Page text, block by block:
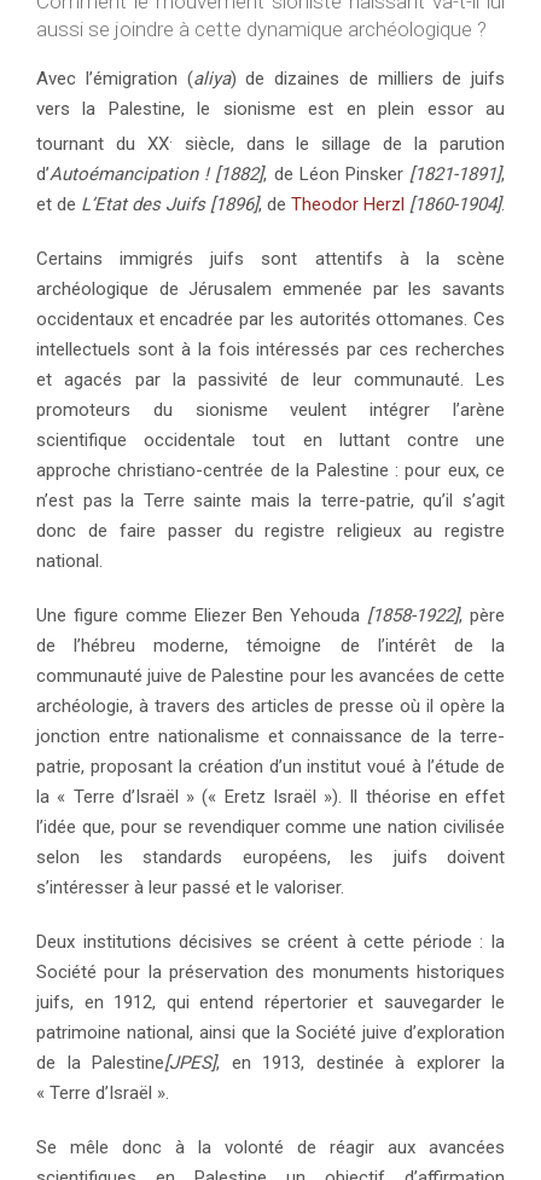
aussi se joindre à cette dynamique archéologique ?
Avec l’émigration (aliya) de dizaines de milliers de juifs
vers la Palestine, le sionisme est en plein essor au
tournant du XX.
siècle, dans le sillage de la parution
d’Autoémancipation ! [1882], de Léon Pinsker [1821-1891],
et de L’Etat des Juifs [1896], de Theodor Herzl [1860-1904].
Certains immigrés juifs sont attentifs à la scène
archéologique de Jérusalem emmenée par les savants
occidentaux et encadrée par les autorités ottomanes. Ces
intellectuels sont à la fois intéressés par ces recherches
et agacés par la passivité de leur communauté. Les
promoteurs du sionisme veulent intégrer l’arène
scientifique occidentale tout en luttant contre une
approche christiano-centrée de la Palestine : pour eux, ce
n’est pas la Terre sainte mais la terre-patrie, qu’il s’agit
donc de faire passer du registre religieux au registre
national.
Une figure comme Eliezer Ben Yehouda [1858-1922], père
de l’hébreu moderne, témoigne de l’intérêt de la
communauté juive de Palestine pour les avancées de cette
archéologie, à travers des articles de presse où il opère la
jonction entre nationalisme et connaissance de la terre-
patrie, proposant la création d’un institut voué à l’étude de
la « Terre d’Israël » (« Eretz Israël »). Il théorise en effet
l’idée que, pour se revendiquer comme une nation civilisée
selon les standards européens, les juifs doivent
s’intéresser à leur passé et le valoriser.
Deux institutions décisives se créent à cette période : la
Société pour la préservation des monuments historiques
juifs, en 1912, qui entend répertorier et sauvegarder le
patrimoine national, ainsi que la Société juive d’exploration
de la Palestine[JPES], en 1913, destinée à explorer la
« Terre d’Israël ».
Se mêle donc à la volonté de réagir aux avancées